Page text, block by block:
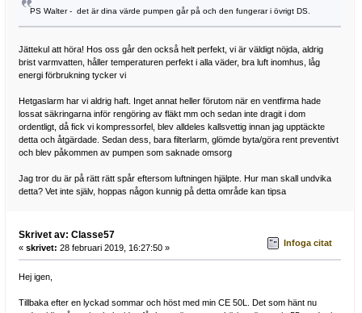
PS Walter - det är dina värde pumpen går på och den fungerar i övrigt DS.
Jättekul att höra! Hos oss går den också helt perfekt, vi är väldigt nöjda, aldrig
brist varmvatten, håller temperaturen perfekt i alla väder, bra luft inomhus, låg
energi förbrukning tycker vi
Hetgaslarm har vi aldrig haft. Inget annat heller förutom när en ventfirma hade
lossat säkringarna inför rengöring av fläkt mm och sedan inte dragit i dom
ordentligt, då fick vi kompressorfel, blev alldeles kallsvettig innan jag upptäckte
detta och åtgärdade. Sedan dess, bara filterlarm, glömde byta/göra rent preventivt
och blev påkommen av pumpen som saknade omsorg
Jag tror du är på rätt rätt spår eftersom luftningen hjälpte. Hur man skall undvika
detta? Vet inte själv, hoppas någon kunnig på detta område kan tipsa
Skrivet av: Classe57
« skrivet: 28 februari 2019, 16:27:50 » Infoga citat
Hej igen,
Tillbaka efter en lyckad sommar och höst med min CE 50L. Det som hänt nu